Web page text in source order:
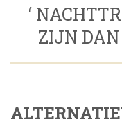
‘
ZIJN DAN